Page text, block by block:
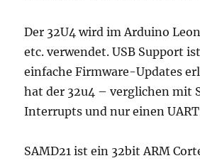
Der 32U4 wird im Arduino
etc. verwendet. USB Support
einfache Firmware-Updates
hat der 32u4 – verglichen mit
Interrupts und nur einen
SAMD21 ist ein 32bit ARM